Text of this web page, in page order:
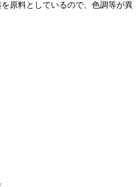
原料としているので、色調等が異